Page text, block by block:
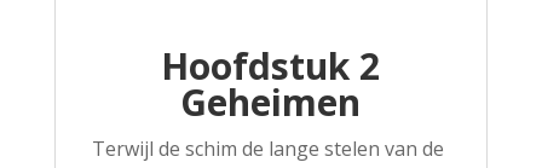
Hoofdstuk 2
Geheimen
Terwijl de schim de lange stelen van de